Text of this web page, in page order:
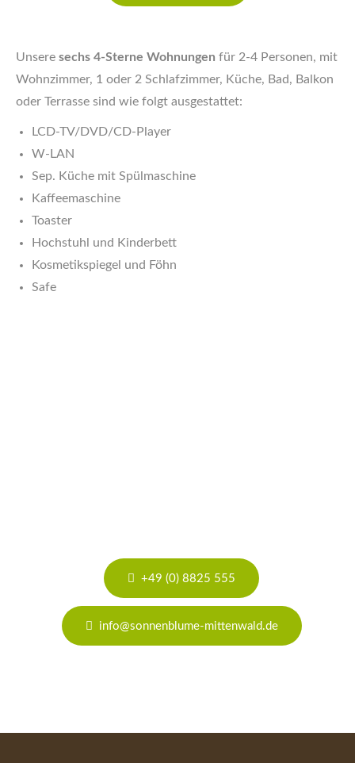
Unsere sechs 4-Sterne Wohnungen für 2-4 Personen, mit
Wohnzimmer, 1 oder 2 Schlafzimmer, Küche, Bad, Balkon
oder Terrasse sind wie folgt ausgestattet:
LCD-TV/DVD/CD-Player
W-LAN
Sep. Küche mit Spülmaschine
Kaffeemaschine
Toaster
Hochstuhl und Kinderbett
Kosmetikspiegel und Föhn
Safe
+49 (0) 8825 555
info@sonnenblume-mittenwald.de